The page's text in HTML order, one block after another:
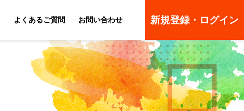
よくあるご質問
お問い合わせ 新規登録・ログイン